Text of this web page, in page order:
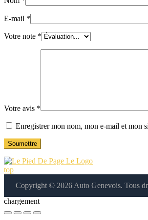
E-mail *
Votre note *
Votre avis *
Enregistrer mon nom, mon e-mail et mon
top
Copyright © 2026 Auto Genevois. Tous
chargement